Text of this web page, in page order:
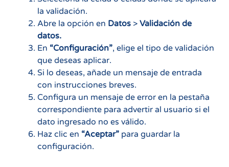
la validación.
Abre la opción en Datos > Validación de
datos.
En “Configuración”, elige el tipo de validación
que deseas aplicar.
Si lo deseas, añade un mensaje de entrada
con instrucciones breves.
Configura un mensaje de error en la pestaña
correspondiente para advertir al usuario si el
dato ingresado no es válido.
Haz clic en “Aceptar” para guardar la
configuración.